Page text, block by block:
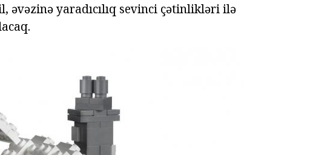
əvəzinə yaradıcılıq sevinci çətinlikləri ilə